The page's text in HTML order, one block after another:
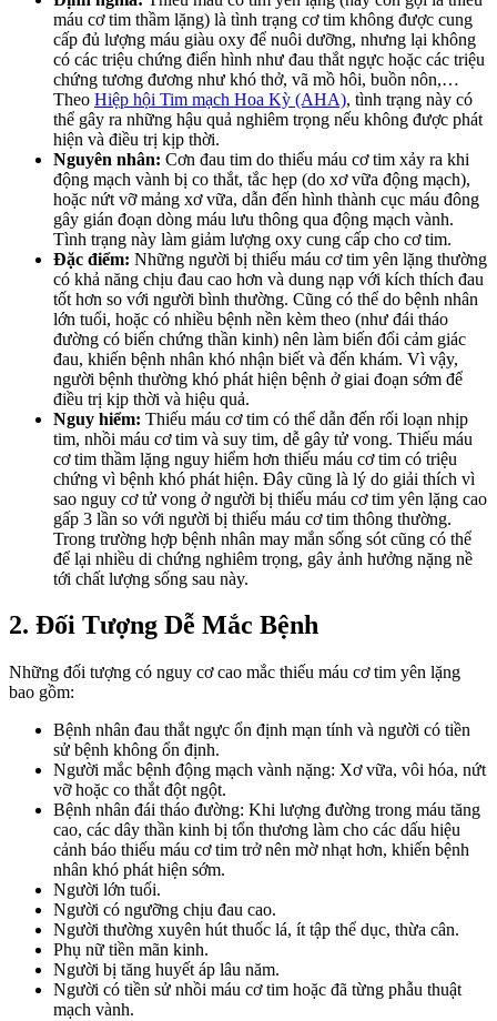
máu cơ tim thầm lặng) là tình trạng cơ tim không được cung
cấp đủ lượng máu giàu oxy để nuôi dưỡng, nhưng lại không
có các triệu chứng điển hình như đau thắt ngực hoặc các triệu
chứng tương đương như khó thở, vã mồ hôi, buồn nôn,…
Theo Hiệp hội Tim mạch Hoa Kỳ (AHA), tình trạng này có
thể gây ra những hậu quả nghiêm trọng nếu không được phát
hiện và điều trị kịp thời.
Nguyên nhân: Cơn đau tim do thiếu máu cơ tim xảy ra khi
động mạch vành bị co thắt, tắc hẹp (do xơ vữa động mạch),
hoặc nứt vỡ mảng xơ vữa, dẫn đến hình thành cục máu đông
gây gián đoạn dòng máu lưu thông qua động mạch vành.
Tình trạng này làm giảm lượng oxy cung cấp cho cơ tim.
Đặc điểm: Những người bị thiếu máu cơ tim yên lặng thường
có khả năng chịu đau cao hơn và dung nạp với kích thích đau
tốt hơn so với người bình thường. Cũng có thể do bệnh nhân
lớn tuổi, hoặc có nhiều bệnh nền kèm theo (như đái tháo
đường có biến chứng thần kinh) nên làm biến đổi cảm giác
đau, khiến bệnh nhân khó nhận biết và đến khám. Vì vậy,
người bệnh thường khó phát hiện bệnh ở giai đoạn sớm để
điều trị kịp thời và hiệu quả.
Nguy hiểm: Thiếu máu cơ tim có thể dẫn đến rối loạn nhịp
tim, nhồi máu cơ tim và suy tim, dễ gây tử vong. Thiếu máu
cơ tim thầm lặng nguy hiểm hơn thiếu máu cơ tim có triệu
chứng vì bệnh khó phát hiện. Đây cũng là lý do giải thích vì
sao nguy cơ tử vong ở người bị thiếu máu cơ tim yên lặng cao
gấp 3 lần so với người bị thiếu máu cơ tim thông thường.
Trong trường hợp bệnh nhân may mắn sống sót cũng có thể
để lại nhiều di chứng nghiêm trọng, gây ảnh hưởng nặng nề
tới chất lượng sống sau này.
2. Đối Tượng Dễ Mắc Bệnh
Những đối tượng có nguy cơ cao mắc thiếu máu cơ tim yên lặng
bao gồm:
Bệnh nhân đau thắt ngực ổn định mạn tính và người có tiền
sử bệnh không ổn định.
Người mắc bệnh động mạch vành nặng: Xơ vữa, vôi hóa, nứt
vỡ hoặc co thắt đột ngột.
Bệnh nhân đái tháo đường: Khi lượng đường trong máu tăng
cao, các dây thần kinh bị tổn thương làm cho các dấu hiệu
cảnh báo thiếu máu cơ tim trở nên mờ nhạt hơn, khiến bệnh
nhân khó phát hiện sớm.
Người lớn tuổi.
Người có ngưỡng chịu đau cao.
Người thường xuyên hút thuốc lá, ít tập thể dục, thừa cân.
Phụ nữ tiền mãn kinh.
Người bị tăng huyết áp lâu năm.
Người có tiền sử nhồi máu cơ tim hoặc đã từng phẫu thuật
mạch vành.